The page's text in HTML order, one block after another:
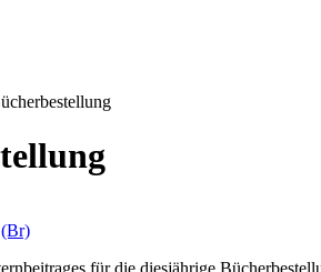
(Br)
für die diesjährige